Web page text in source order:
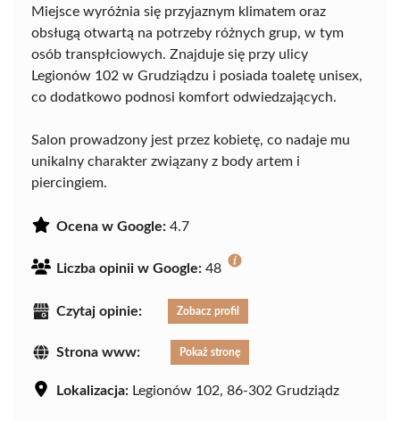
Miejsce wyróżnia się przyjaznym klimatem oraz
obsługą otwartą na potrzeby różnych grup, w tym
osób transpłciowych. Znajduje się przy ulicy
Legionów 102 w Grudziądzu i posiada toaletę unisex,
co dodatkowo podnosi komfort odwiedzających.
Salon prowadzony jest przez kobietę, co nadaje mu
unikalny charakter związany z body artem i
piercingiem.
Ocena w Google: 4.7
Liczba opinii w Google: 48
Czytaj opinie: Zobacz profil
Strona www: Pokaż stronę
Lokalizacja: Legionów 102, 86-302 Grudziądz